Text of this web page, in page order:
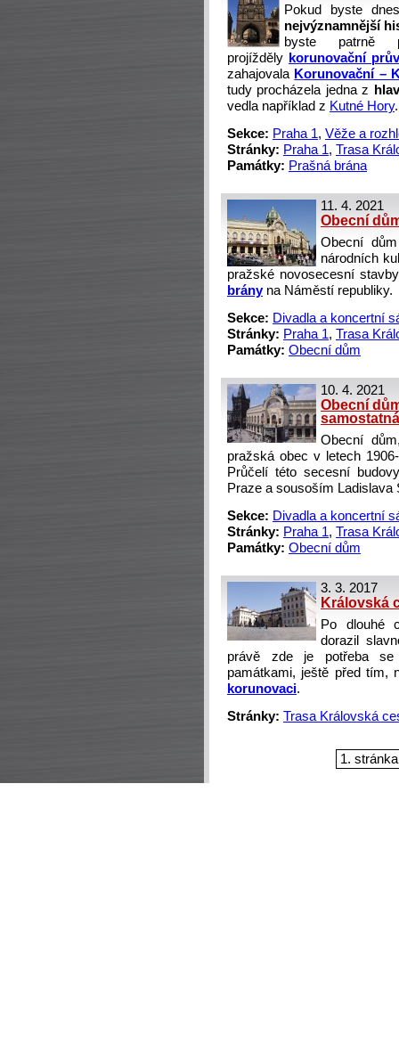
Pokud byste
nejvýznamnější
byste patrně
projížděly korunovační
zahajovala Korunovační –
tudy procházela jedna z
vedla například z Kutné Hory.
Sekce: Praha 1, Věže a
Stránky: Praha 1, Trasa
Památky: Prašná brána
11. 4. 2021
Obecní
Obecní
národních
pražské novosecesní
brányna Náměstí republiky.
Sekce: Divadla a koncertní
Stránky: Praha 1, Trasa
Památky: Obecní dům
10. 4. 2021
Obecní
Obecní
pražská obec v letech
Průčelí této secesní
Praze a sousoším Ladislava
Sekce: Divadla a koncertní
Stránky: Praha 1, Trasa
Památky: Obecní dům
3. 3. 2017
Královská
Po dlouhé
dorazil
právě zde je potřeba se
památkami, ještě před tím,
korunovaci.
Stránky: Trasa Královská
1.